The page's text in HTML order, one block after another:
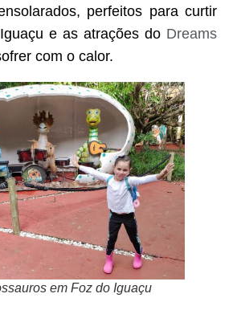
perfeitos para curtir
e as atrações do Dreams
com o calor.
em Foz do Iguaçu